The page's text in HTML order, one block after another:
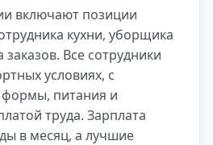
включают позиции
кухни, уборщика
Все сотрудники
условиях, с
питания и
труда. Зарплата
в месяц, а лучшие